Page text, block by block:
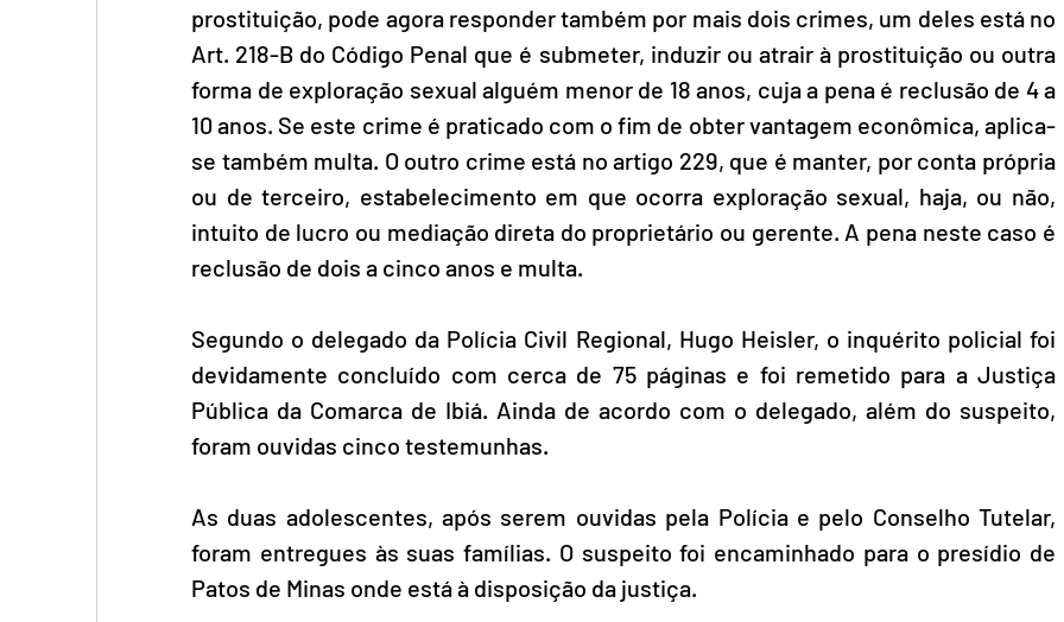
prostituição, pode agora responder também por mais dois crimes, um deles está no
Art. 218-B do Código Penal que é submeter, induzir ou atrair à prostituição ou outra
forma de exploração sexual alguém menor de 18 anos, cuja a pena é reclusão de 4 a
10 anos. Se este crime é praticado com o fim de obter vantagem econômica, aplica-
se também multa. O outro crime está no artigo 229, que é manter, por conta própria
ou de terceiro, estabelecimento em que ocorra exploração sexual, haja, ou não,
intuito de lucro ou mediação direta do proprietário ou gerente. A pena neste caso é
reclusão de dois a cinco anos e multa.
Segundo o delegado da Polícia Civil Regional, Hugo Heisler, o inquérito policial foi
devidamente concluído com cerca de 75 páginas e foi remetido para a Justiça
Pública da Comarca de Ibiá. Ainda de acordo com o delegado, além do suspeito,
foram ouvidas cinco testemunhas.
As duas adolescentes, após serem ouvidas pela Polícia e pelo Conselho Tutelar,
foram entregues às suas famílias. O suspeito foi encaminhado para o presídio de
Patos de Minas onde está à disposição da justiça.